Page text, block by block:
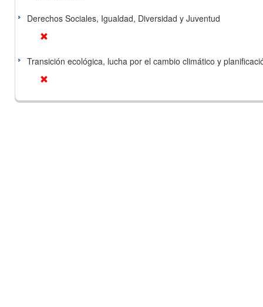
Derechos Sociales, Igualdad, Diversidad y Juventud
Transición ecológica, lucha por el cambio climático y